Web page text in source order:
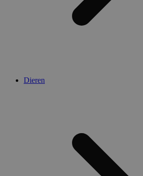
Dieren